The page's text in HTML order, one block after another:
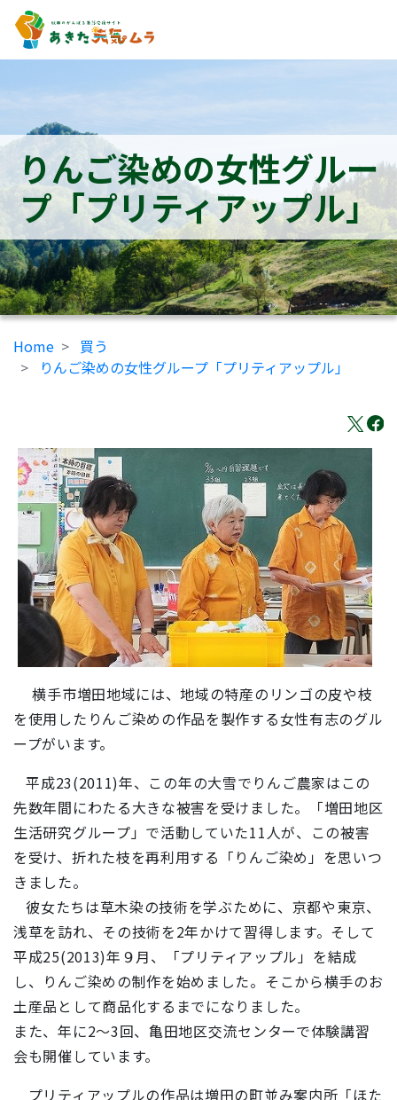
りんご染めの女性グルー
プ「プリティアップル」
Home
買う
りんご染めの女性グループ「プリティアップル」
横手市増田地域には、地域の特産のリンゴの皮や枝
を使用したりんご染めの作品を製作する女性有志のグル
ープがいます。
平成23(2011)年、この年の大雪でりんご農家はこの
先数年間にわたる大きな被害を受けました。「増田地区
生活研究グループ」で活動していた11人が、この被害
を受け、折れた枝を再利用する「りんご染め」を思いつ
きました。
彼女たちは草木染の技術を学ぶために、京都や東京、
浅草を訪れ、その技術を2年かけて習得します。そして
平成25(2013)年９月、「プリティアップル」を結成
し、りんご染めの制作を始めました。そこから横手のお
土産品として商品化するまでになりました。
また、年に2～3回、亀田地区交流センターで体験講習
会も開催しています。
プリティアップルの作品は増田の町並み案内所「ほた